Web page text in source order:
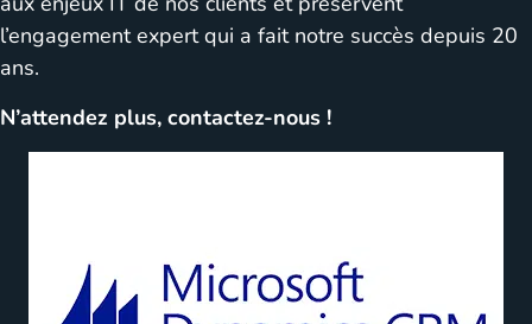
l’engagement expert qui a fait notre succès depuis 20
ans.
N’attendez plus, contactez-nous !